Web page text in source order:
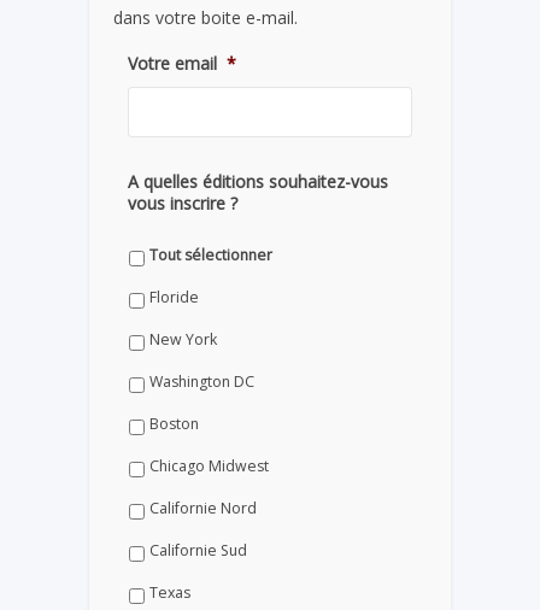
dans votre boite e-mail.
Votre email *
A quelles éditions souhaitez-vous
vous inscrire ?
Tout sélectionner
Floride
New York
Washington DC
Boston
Chicago Midwest
Californie Nord
Californie Sud
Texas